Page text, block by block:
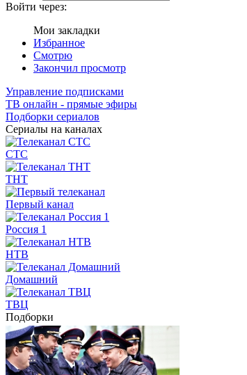
Войти через:
Мои закладки
Избранное
Смотрю
Закончил просмотр
Управление подписками
ТВ онлайн - прямые эфиры
Подборки сериалов
Сериалы на каналах
СТС
ТНТ
Первый канал
Россия 1
НТВ
Домашний
ТВЦ
Подборки